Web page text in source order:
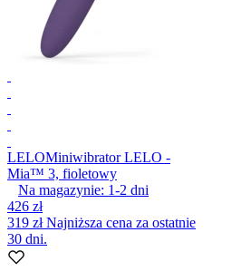
LELOMiniwibrator LELO -
Mia™ 3, fioletowy
Na magazynie: 1-2 dni
426 zł
319 złNajniższa cena za ostatnie
30 dni.